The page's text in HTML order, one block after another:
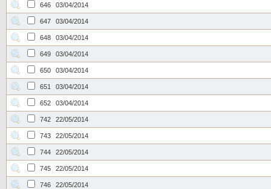
646 03/04/2014
647 03/04/2014
648 03/04/2014
649 03/04/2014
650 03/04/2014
651 03/04/2014
652 03/04/2014
742 22/05/2014
743 22/05/2014
744 22/05/2014
745 22/05/2014
746 22/05/2014